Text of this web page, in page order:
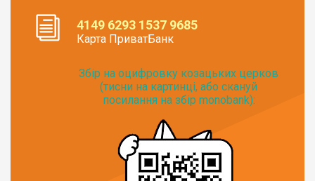
4149 6293 1537 9685
Карта ПриватБанк
Збір на оцифровку козацьких церков
(тисни на картинці, або скануй
посилання на збір monobank):